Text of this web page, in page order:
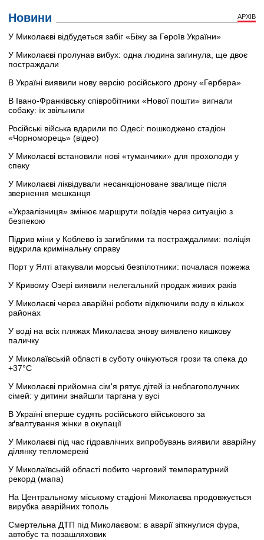
Новини АРХІВ
У Миколаєві відбудеться забіг «Біжу за Героїв України»
У Миколаєві пролунав вибух: одна людина загинула, ще двоє
постраждали
В Україні виявили нову версію російського дрону «Гербера»
В Івано-Франківську співробітники «Нової пошти» вигнали
собаку: їх звільнили
Російські війська вдарили по Одесі: пошкоджено стадіон
«Чорноморець» (відео)
У Миколаєві встановили нові «туманчики» для прохолоди у
спеку
У Миколаєві ліквідували несанкціоноване звалище після
звернення мешканця
«Укрзалізниця» змінює маршрути поїздів через ситуацію з
безпекою
Підрив міни у Коблево із загиблими та постраждалими: поліція
відкрила кримінальну справу
Порт у Ялті атакували морські безпілотники: почалася пожежа
У Кривому Озері виявили нелегальний продаж живих раків
У Миколаєві через аварійні роботи відключили воду в кількох
районах
У воді на всіх пляжах Миколаєва знову виявлено кишкову
паличку
У Миколаївській області в суботу очікуються грози та спека до
+37°C
У Миколаєві прийомна сім'я рятує дітей із неблагополучних
сімей: у дитини знайшли таргана у вусі
В Україні вперше судять російського військового за
зґвалтування жінки в окупації
У Миколаєві під час гідравлічних випробувань виявили аварійну
ділянку тепломережі
У Миколаївській області побито черговий температурний
рекорд (мапа)
На Центральному міському стадіоні Миколаєва продовжується
вирубка аварійних тополь
Смертельна ДТП під Миколаєвом: в аварії зіткнулися фура,
автобус та позашляховик